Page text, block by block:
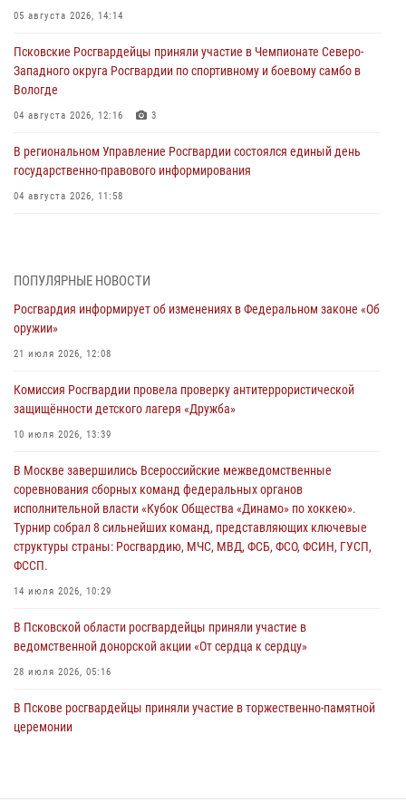
05 августа 2026, 14:14
Псковские Росгвардейцы приняли участие в Чемпионате Северо-
Западного округа Росгвардии по спортивному и боевому самбо в
Вологде
04 августа 2026, 12:16 3
В региональном Управление Росгвардии состоялся единый день
государственно-правового информирования
04 августа 2026, 11:58
03 августа 2026, 17:21
21 единицу оружия изъяли Псковские росгвардейцы за неделю
03 августа 2026, 14:10
безопасности во время празднования Дня ВДВ
02 августа 2026, 13:28
улицу Труда
31 июля 2026, 13:53
В Санкт-Петербурге прошел окружной этап ежегодного
Всероссийского конкурса профессионального мастерства среди
сотрудников вневедомственной охраны Росгвардии, Псковские
Росгвардейцы одержали победу
ПОПУЛЯРНЫЕ НОВОСТИ
Росгвардия информирует об изменениях в Федеральном законе «Об
оружии»
21 июля 2026, 12:08
Комиссия Росгвардии провела проверку антитеррористической
защищённости детского лагеря «Дружба»
10 июля 2026, 13:39
В Москве завершились Всероссийские межведомственные
соревнования сборных команд федеральных органов
исполнительной власти «Кубок Общества «Динамо» по хоккею».
Турнир собрал 8 сильнейших команд, представляющих ключевые
структуры страны: Росгвардию, МЧС, МВД, ФСБ, ФСО, ФСИН, ГУСП,
ФССП.
14 июля 2026, 10:29
В Псковской области росгвардейцы приняли участие в
ведомственной донорской акции «От сердца к сердцу»
28 июля 2026, 05:16
В Пскове росгвардейцы приняли участие в торжественно-памятной
церемонии